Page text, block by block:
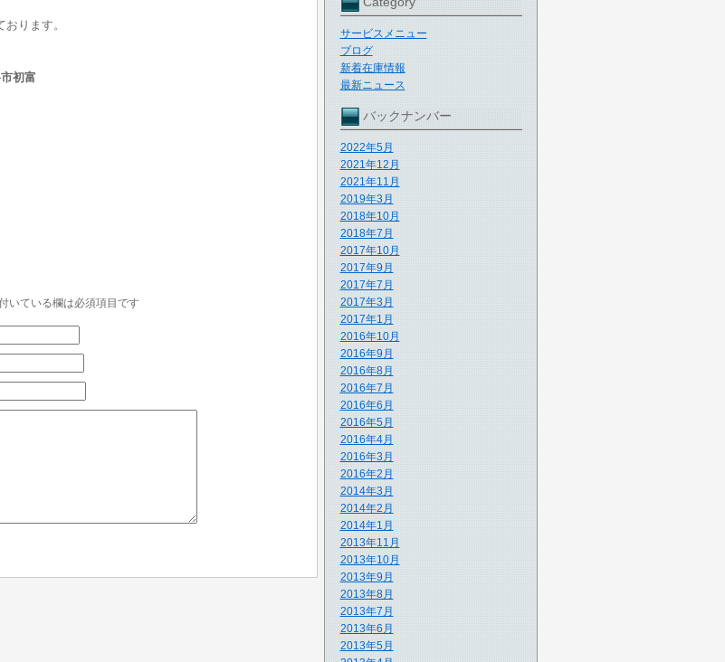
サービスメニュー
ブログ
新着在庫情報
最新ニュース
バックナンバー
2022年5月
2021年12月
2021年11月
2019年3月
2018年10月
2018年7月
2017年10月
2017年9月
2017年7月
2017年3月
2017年1月
2016年10月
2016年9月
2016年8月
2016年7月
2016年6月
2016年5月
2016年4月
2016年3月
2016年2月
2014年3月
2014年2月
2014年1月
2013年11月
2013年10月
2013年9月
2013年8月
2013年7月
2013年6月
2013年5月
ります。
初富
いている欄は必須項目です